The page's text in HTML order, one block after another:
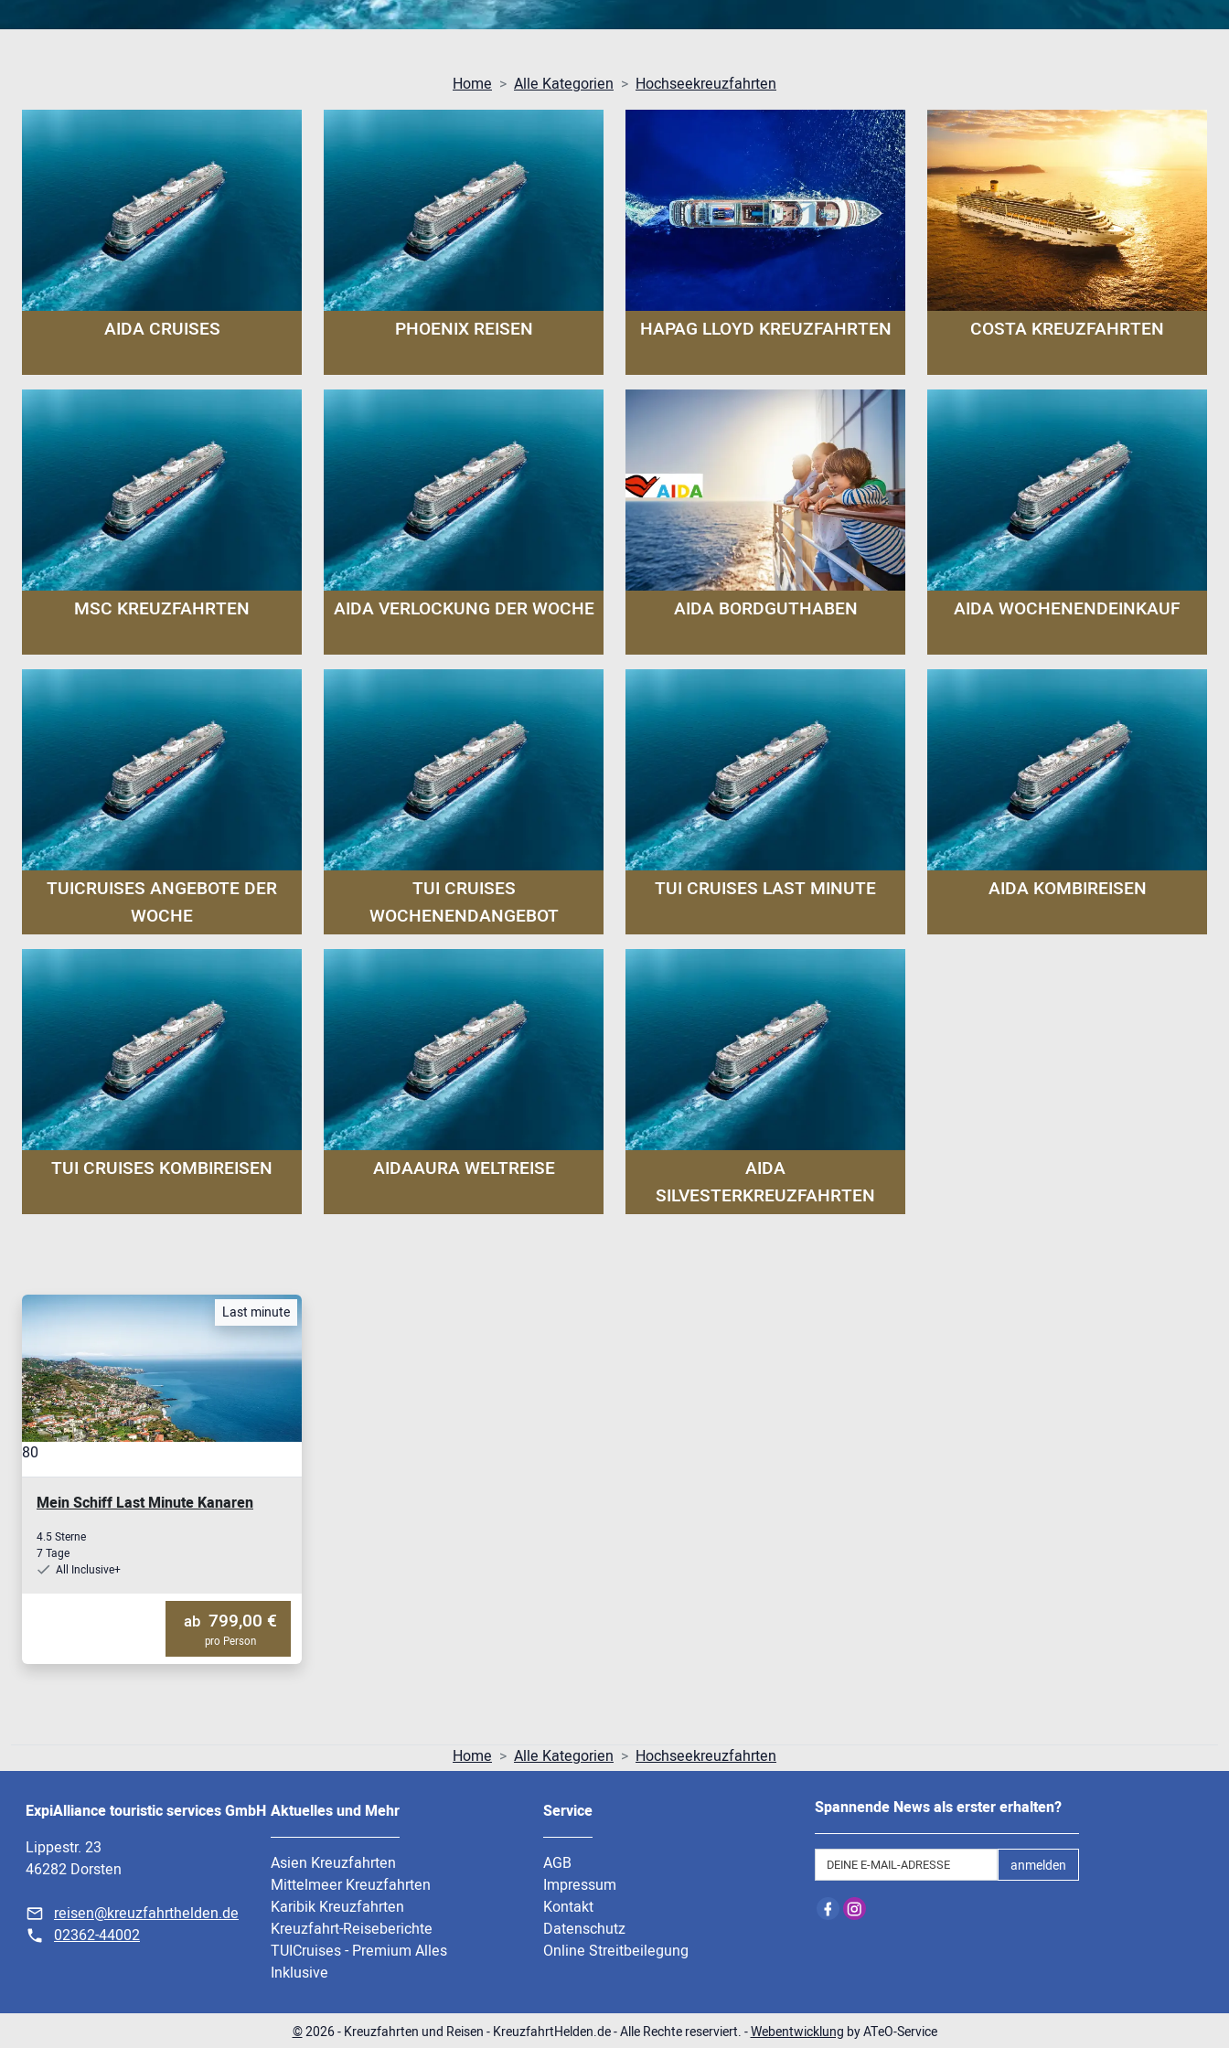
Home Alle Kategorien Hochseekreuzfahrten
AIDA CRUISES PHOENIX REISEN HAPAG LLOYD KREUZFAHRTEN COSTA KREUZFAHRTEN
MSC KREUZFAHRTEN AIDA VERLOCKUNG DER WOCHE AIDA BORDGUTHABEN AIDA WOCHENENDEINKAUF
TUICRUISES ANGEBOTE DER
WOCHE
TUI CRUISES
WOCHENENDANGEBOT
TUI CRUISES LAST MINUTE AIDA KOMBIREISEN
TUI CRUISES KOMBIREISEN AIDAAURA WELTREISE
AIDA
SILVESTERKREUZFAHRTEN
Last minute
80
Mein Schiff Last Minute Kanaren
4.5 Sterne
7 Tage
All Inclusive+
ab 799,00 €
pro Person
Home Alle Kategorien Hochseekreuzfahrten
ExpiAlliance touristic services GmbH
Lippestr. 23
46282 Dorsten
reisen@kreuzfahrthelden.de
02362-44002
Aktuelles und Mehr
Asien Kreuzfahrten
Mittelmeer Kreuzfahrten
Karibik Kreuzfahrten
Kreuzfahrt-Reiseberichte
TUICruises - Premium Alles
Inklusive
Service
AGB
Impressum
Kontakt
Datenschutz
Online Streitbeilegung
Spannende News als erster erhalten?
anmelden
©2026- Kreuzfahrten und Reisen - KreuzfahrtHelden.de - Alle Rechte reserviert. -Webentwicklung by ATeO-Service